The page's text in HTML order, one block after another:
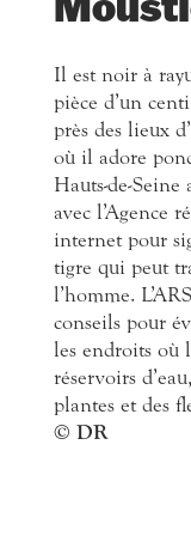
Il est noir à
pièce d’un
près des lieux
où il adore
Hauts-de-
avec l’Agence
internet pour
tigre qui peut
l’homme.
conseils pour
les endroits où
réservoirs
plantes et des
© DR